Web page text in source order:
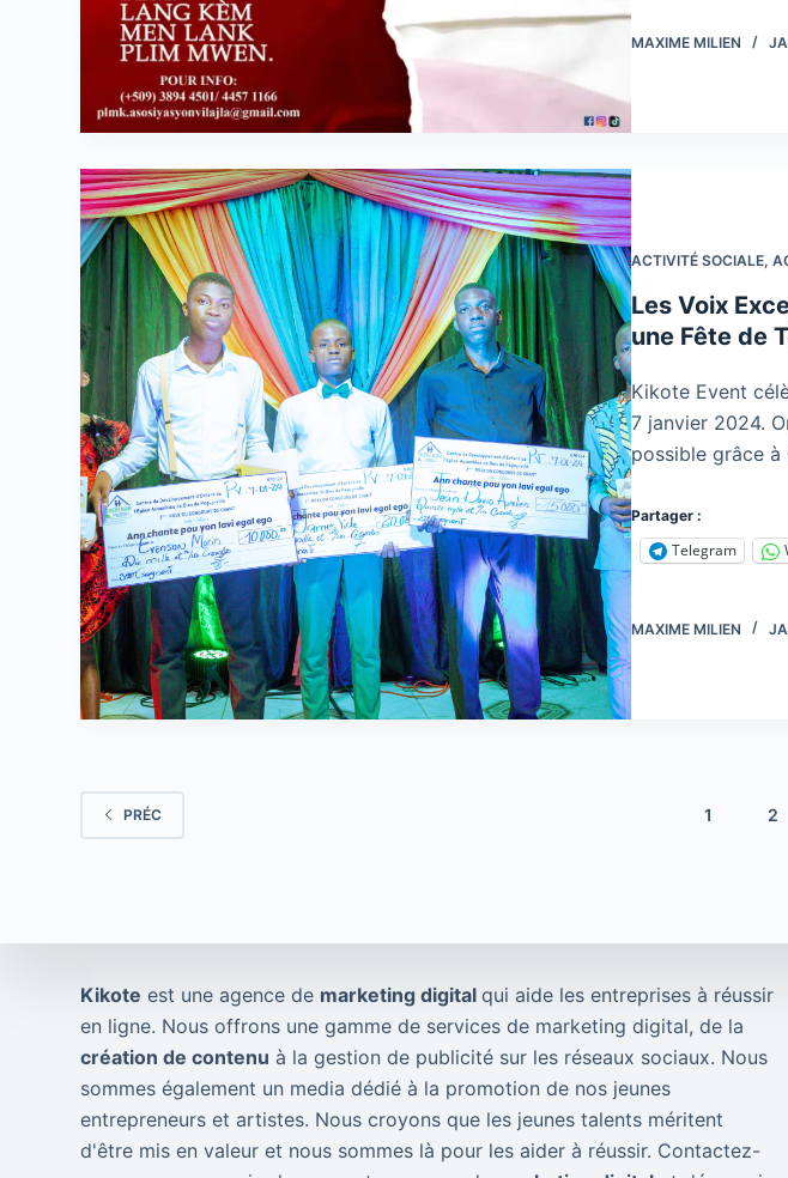
MAXIME MILIEN
ACTIVITÉ SOCIALE,
Les Voix
une Fête de
Kikote Event
7 janvier 2024.
possible grâce
Partager :
Telegram
MAXIME MILIEN
PRÉC 1 2
Kikote est une agence de marketing digitalqui aide les entreprises à réussir
en ligne. Nous offrons une gamme de services de marketing digital, de la
création de contenu à la gestion de publicité sur les réseaux sociaux. Nous
sommes également un media dédié à la promotion de nos jeunes
entrepreneurs et artistes. Nous croyons que les jeunes talents méritent
d'être mis en valeur et nous sommes là pour les aider à réussir. Contactez-